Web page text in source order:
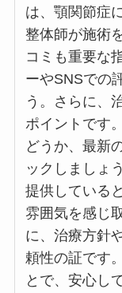
は、顎関節症
整体師が施術
コミも重要な
ーやSNSでの
う。さらに、
ポイントです
どうか、最新
ックしましょ
提供している
雰囲気を感じ
に、治療方針
頼性の証です
とで、安心し